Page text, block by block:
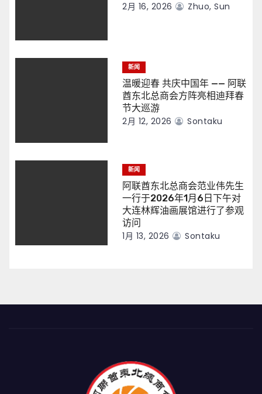
2月 16, 2026 Zhuo, Sun
新闻
温暖迎春 共庆中国年 —— 阿联
酋东北总商会方阵亮相迪拜春
节大巡游
2月 12, 2026 Sontaku
新闻
阿联酋东北总商会范业伟先生
一行于2026年1月6日下午对
大连林辉油画展馆进行了参观
访问
1月 13, 2026 Sontaku